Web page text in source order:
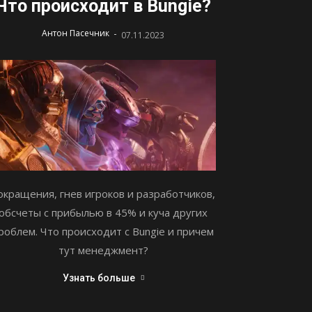
происходит в Bungie?
Антон Пасечник - 07.11.2023
гнев игроков и разработчиков,
с прибылью в 45% и куча других
Что происходит с Bungie и причем
тут менеджмент?
Узнать больше